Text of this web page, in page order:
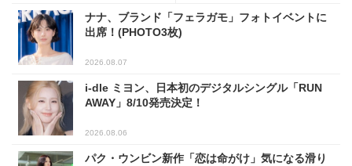
ナナ、ブランド「フェラガモ」フォトイベントに
出席！(PHOTO3枚)
2026.08.07
i-dle ミヨン、日本初のデジタルシングル「RUN
AWAY」8/10発売決定！
2026.08.06
パク・ウンビン新作「恋は命がけ」気になる滑り